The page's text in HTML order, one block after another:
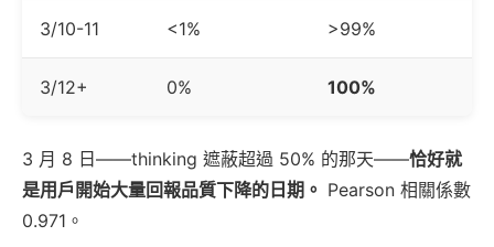
3/10-11 <1% >99%
3/12+ 0% 100%
3 月 8 日——thinking 遮蔽超過 50% 的那天——恰好就
是用戶開始大量回報品質下降的日期。 Pearson 相關係數
0.971。